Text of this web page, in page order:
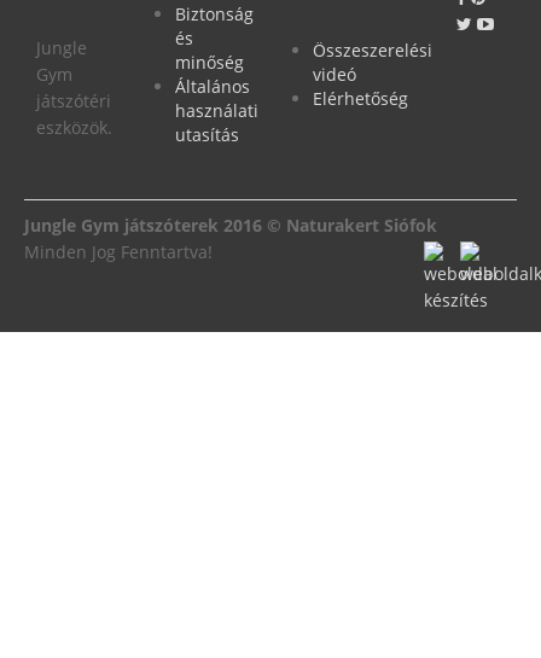
Jungle
Gym
játszótéri
eszközök.
Biztonság
és
minőség
Általános
használati
utasítás
Összeszerelési
videó
Elérhetőség
Jungle Gym játszóterek 2016 © Naturakert Siófok
Minden Jog Fenntartva!